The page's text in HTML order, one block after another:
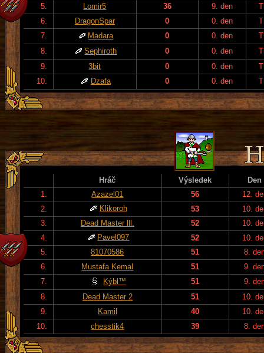
5.
Lomir5 36 9. den
6.
DragonSpar 0 0. den
7.
Madara 0 0. den
8.
Sephiroth 0 0. den
9.
3bit 0 0. den
10.
Dzafa 0 0. den
Hráč Výsledek
Den
1.
Azazel01 56
12.
2.
Klikoroh 53
10.
3.
Dead Master lll. 52
10.
4.
Pavel097 52
10.
5.
81070586 51
8.
6.
Mustafa Kemal 51
9.
7.
Kýbl™ 51
9.
8.
Dead Master 2 51
10.
9.
Kamil 40
10.
10.
chesstik4 39 8.